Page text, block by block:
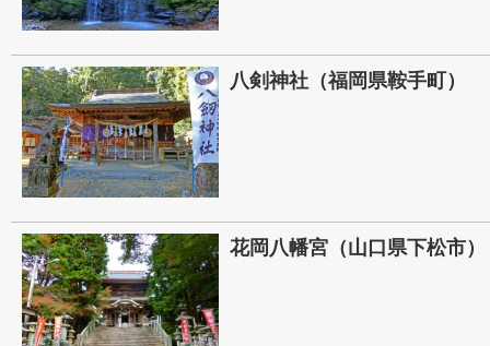
八剣神社（福岡県鞍手町）
花岡八幡宮（山口県下松市）